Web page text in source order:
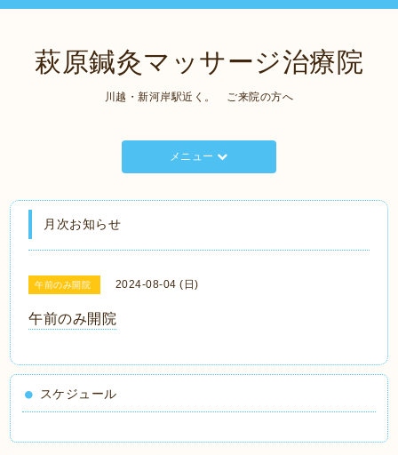
萩原鍼灸マッサージ治療院
川越・新河岸駅近く。 ご来院の方へ
メニュー
月次お知らせ
午前のみ開院 2024-08-04 (日)
午前のみ開院
スケジュール